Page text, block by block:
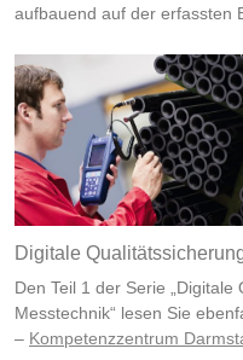
aufbauend auf der erfassten
Digitale
Den Teil 1 der Serie
Messtechnik“ lesen Sie
– Kompetenzzentrum